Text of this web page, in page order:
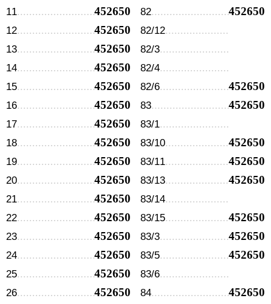
11 452650
12 452650
13 452650
14 452650
15 452650
16 452650
17 452650
18 452650
19 452650
20 452650
21 452650
22 452650
23 452650
24 452650
25 452650
26 452650
82 452650
82/12
82/3
82/4
82/6
452650
83 452650
83/1
83/10
452650
83/11 452650
83/13 452650
83/14
83/15
452650
83/3 452650
83/5 452650
83/6
84
452650